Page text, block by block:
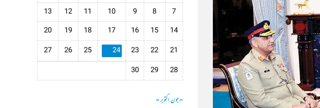
7
8
9
10
11
12
13
14
15
16
17
18
19
20
21
22
23
24
25
26
27
28
29
30
« جوناکتوبر »